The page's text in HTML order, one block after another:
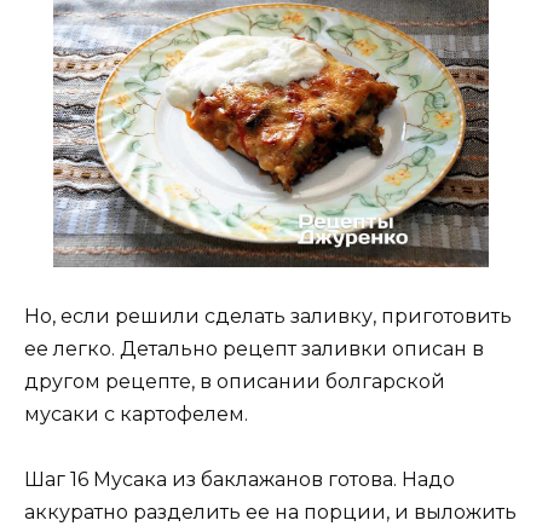
Но, если решили сделать заливку, приготовить
ее легко. Детально рецепт заливки описан в
другом рецепте, в описании болгарской
мусаки с картофелем.
Шаг 16 Мусака из баклажанов готова. Надо
аккуратно разделить ее на порции, и выложить